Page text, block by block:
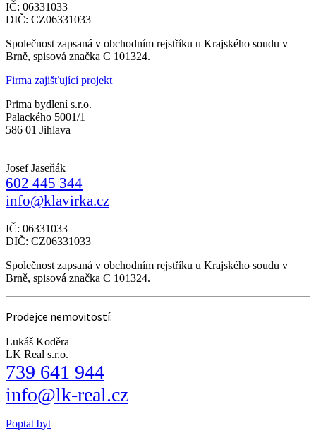
IČ: 06331033
DIČ: CZ06331033
Společnost zapsaná v obchodním rejstříku u Krajského soudu v
Brně, spisová značka C 101324.
Firma zajišťující projekt
Prima bydlení s.r.o.
Palackého 5001/1
586 01 Jihlava
Josef Jaseňák
602 445 344
info@klavirka.cz
IČ: 06331033
DIČ: CZ06331033
Společnost zapsaná v obchodním rejstříku u Krajského soudu v
Brně, spisová značka C 101324.
Prodejce nemovitostí:
Lukáš Koděra
LK Real s.r.o.
739 641 944
info@lk-real.cz
Poptat byt